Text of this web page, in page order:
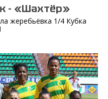
- «Шахтёр»
жеребьёвка 1/4 Кубка